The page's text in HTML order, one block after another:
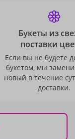
Букеты из
поставки
Если вы не будете
букетом, мы
новый в течение
доставки.